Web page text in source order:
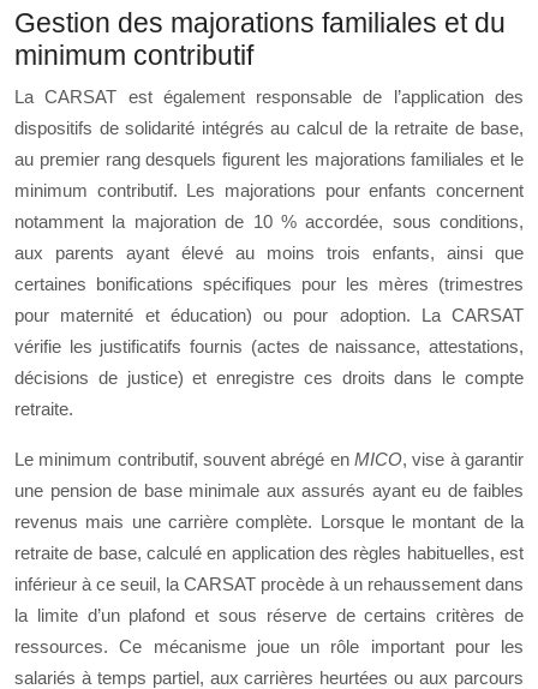
Gestion des majorations familiales et du
minimum contributif
La CARSAT est également responsable de l’application des
dispositifs de solidarité intégrés au calcul de la retraite de base,
au premier rang desquels figurent les majorations familiales et le
minimum contributif. Les majorations pour enfants concernent
notamment la majoration de 10 % accordée, sous conditions,
aux parents ayant élevé au moins trois enfants, ainsi que
certaines bonifications spécifiques pour les mères (trimestres
pour maternité et éducation) ou pour adoption. La CARSAT
vérifie les justificatifs fournis (actes de naissance, attestations,
décisions de justice) et enregistre ces droits dans le compte
retraite.
Le minimum contributif, souvent abrégé en MICO, vise à garantir
une pension de base minimale aux assurés ayant eu de faibles
revenus mais une carrière complète. Lorsque le montant de la
retraite de base, calculé en application des règles habituelles, est
inférieur à ce seuil, la CARSAT procède à un rehaussement dans
la limite d’un plafond et sous réserve de certains critères de
ressources. Ce mécanisme joue un rôle important pour les
salariés à temps partiel, aux carrières heurtées ou aux parcours